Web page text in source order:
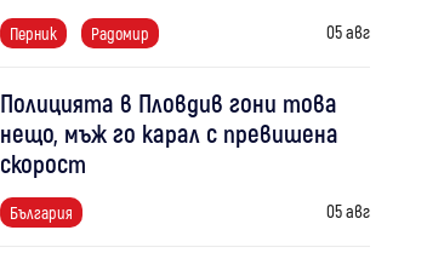
Перник Радомир 05 авг
Полицията в Пловдив гони това
нещо, мъж го карал с превишена
скорост
България 05 авг